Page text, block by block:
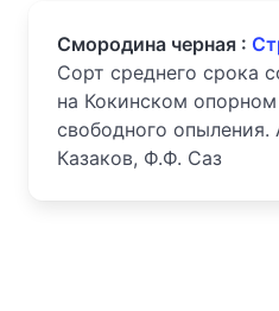
Смородина черная :
Сорт среднего срока
на Кокинском
свободного
Казаков, Ф.Ф. Саз